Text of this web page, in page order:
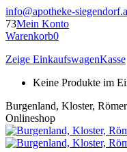
Zum
Inhalt
springen
info@apotheke-
73Mein Konto
Warenkorb0
Zeige EinkaufswagenKasse
Keine Produkte im
Burgenland, Kloster,
Onlineshop